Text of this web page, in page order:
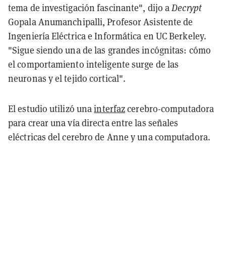
tema de investigación fascinante", dijo aDecrypt
Gopala Anumanchipalli, Profesor Asistente de
Ingeniería Eléctrica e Informática en UC Berkeley.
"Sigue siendo una de las grandes incógnitas: cómo
el comportamiento inteligente surge de las
neuronas y el tejido cortical".
El estudio utilizó unainterfazcerebro-computadora
para crear una vía directa entre las señales
eléctricas del cerebro de Anne y una computadora.